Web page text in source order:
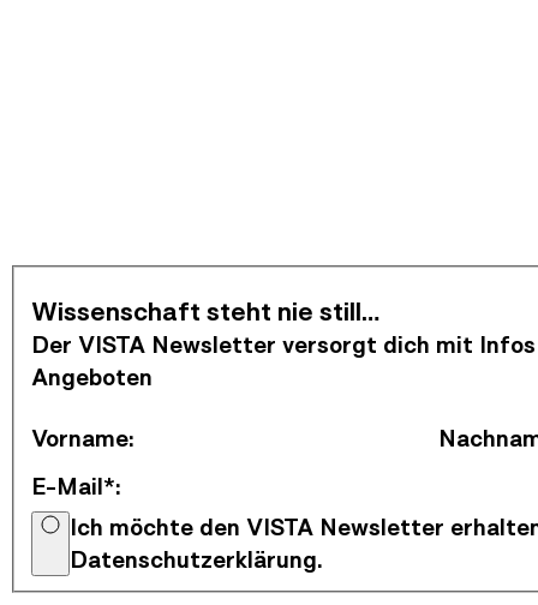
Wissenschaft steht nie still…
Der VISTA Newsletter versorgt dich mit
Angeboten
Vorname:
E-Mail*:
Ich möchte den VISTA Newsletter
Datenschutzerklärung.